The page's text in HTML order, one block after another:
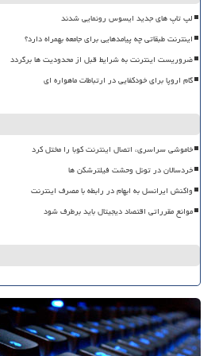
لپ تاپ های جدید ایسوس رونمایی شدند
اینترنت طبقاتی چه پیامدهایی برای جامعه بهمراه دارد؟
ضروریست اینترنت به شرایط قبل از محدودیت ها برگردد
گام اروپا برای خودکفایی در ارتباطات ماهواره ای
خاموشی سراسری، اتصال اینترنت کوبا را مختل کرد
خردسالان در تونل وحشت فیلترشکن ها
واکنش ایرانسل به ابهام در رابطه با مصرف اینترنت
موانع مقرراتی اقتصاد دیجیتال باید برطرف شود